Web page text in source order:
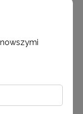
w ORE dniach
etap 3: Edukacja
rynku pracy.